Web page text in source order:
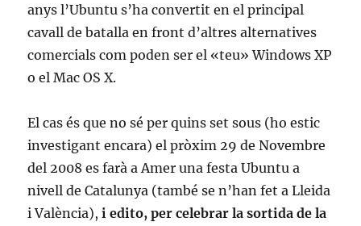
anys l’Ubuntu s’ha convertit en el principal
cavall de batalla en front d’altres alternatives
comercials com poden ser el «teu» Windows XP
o el Mac OS X.
El cas és que no sé per quins set sous (ho estic
investigant encara) el pròxim 29 de Novembre
del 2008 es farà a Amer una festa Ubuntu a
nivell de Catalunya (també se n’han fet a Lleida
i València), i edito, per celebrar la sortida de la